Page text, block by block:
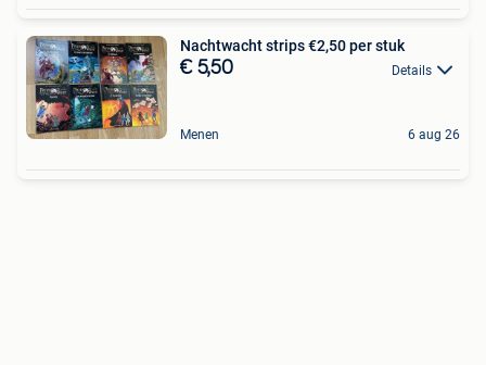
Nachtwacht strips €2,50 per stuk
€ 5,50 Details
Menen 6 aug 26